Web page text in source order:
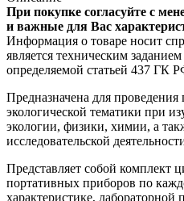
При покупке согласуйте с
и важные для Вас
Информация о товаре носит
является техническим
определяемой статьей 437 ГК
Предназначена для проведения
экологической тематики при
экологии, физики, химии, а
исследовательской
Представляет собой комплект
портативных приборов по
характеристике,